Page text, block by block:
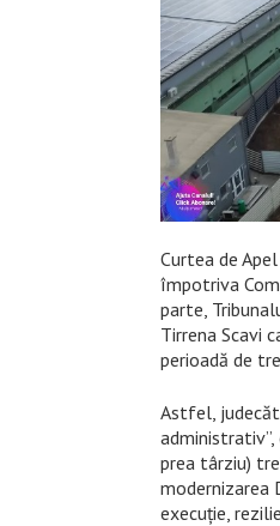
Curtea de
împotriva
parte,
Tirrena Scavi
perioadă de
Astfel,
prea târziu)
modernizarea
execuție,